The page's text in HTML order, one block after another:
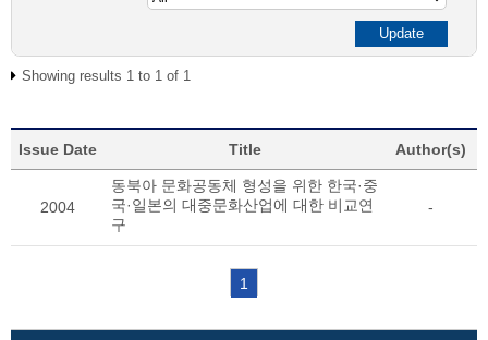
Showing results 1 to 1 of 1
Issue Date Title Author(s)
2004
동북아 문화공동체 형성을 위한 한국·중
국·일본의 대중문화산업에 대한 비교연
구
-
1